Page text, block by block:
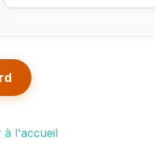
à l'accueil